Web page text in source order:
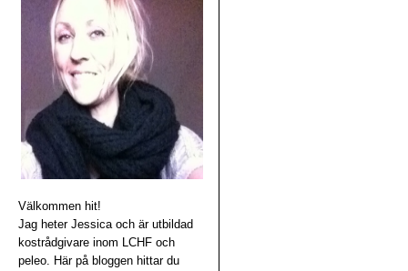
Välkommen hit!
Jag heter Jessica och är utbildad
kostrådgivare inom LCHF och
peleo. Här på bloggen hittar du